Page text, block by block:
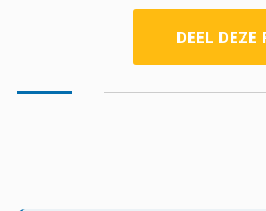
DEEL DEZE